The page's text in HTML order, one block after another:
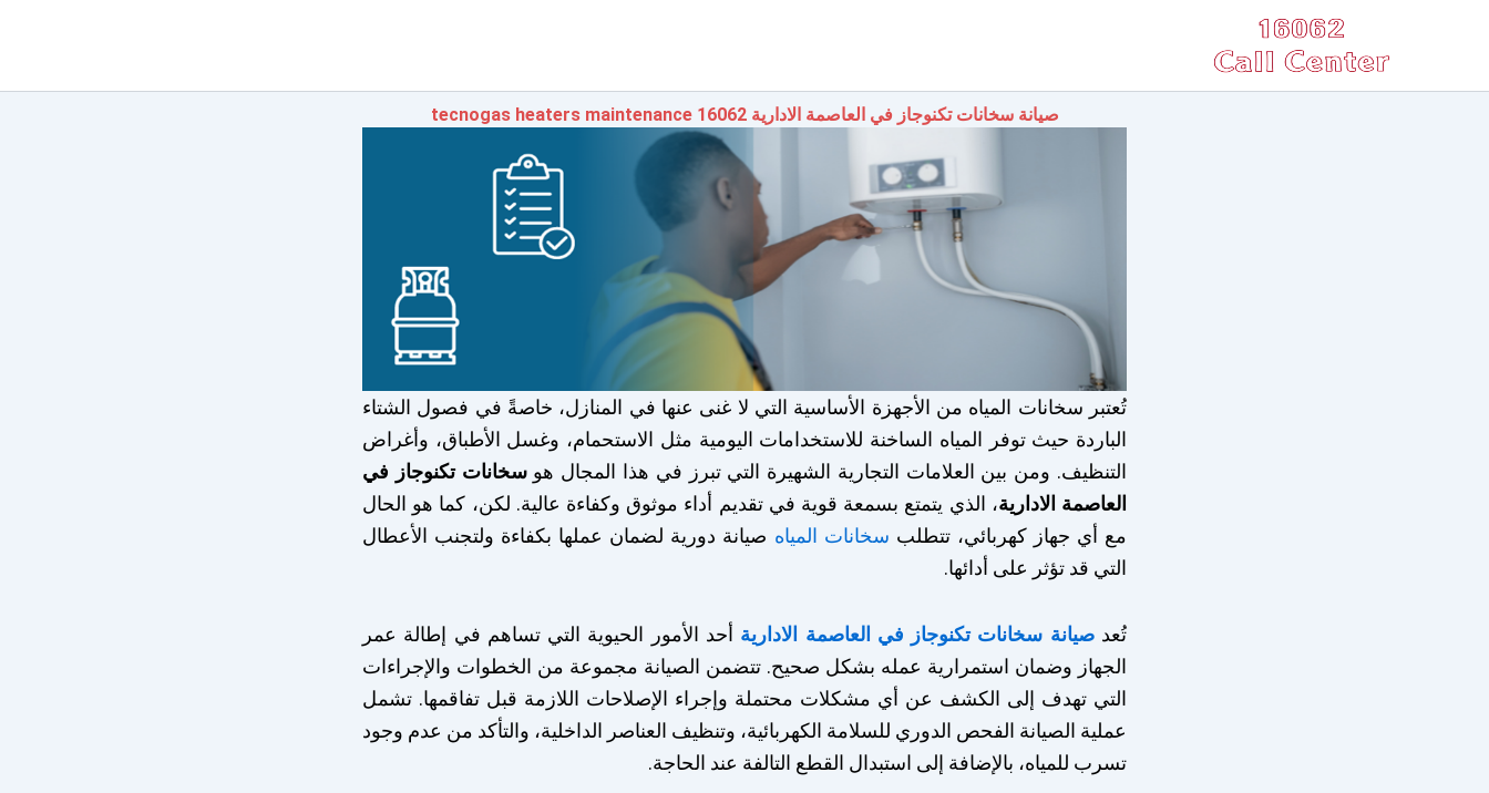
صيانة سخانات تكنوجاز في العاصمة الادارية 16062 tecnogas heaters maintenance
تُعتبر سخانات المياه من الأجهزة الأساسية التي لا غنى عنها في المنازل، خاصةً في فصول الشتاء
الباردة حيث توفر المياه الساخنة للاستخدامات اليومية مثل الاستحمام، وغسل الأطباق، وأغراض
التنظيف. ومن بين العلامات التجارية الشهيرة التي تبرز في هذا المجال هوسخانات تكنوجاز في
العاصمة الادارية، الذي يتمتع بسمعة قوية في تقديم أداء موثوق وكفاءة عالية. لكن، كما هو الحال
مع أي جهاز كهربائي، تتطلب سخانات المياه صيانة دورية لضمان عملها بكفاءة ولتجنب الأعطال
التي قد تؤثر على أدائها.
تُعدصيانة سخانات تكنوجاز في العاصمة الادارية أحد الأمور الحيوية التي تساهم في إطالة عمر
الجهاز وضمان استمرارية عمله بشكل صحيح. تتضمن الصيانة مجموعة من الخطوات والإجراءات
التي تهدف إلى الكشف عن أي مشكلات محتملة وإجراء الإصلاحات اللازمة قبل تفاقمها. تشمل
عملية الصيانة الفحص الدوري للسلامة الكهربائية، وتنظيف العناصر الداخلية، والتأكد من عدم وجود
تسرب للمياه، بالإضافة إلى استبدال القطع التالفة عند الحاجة.